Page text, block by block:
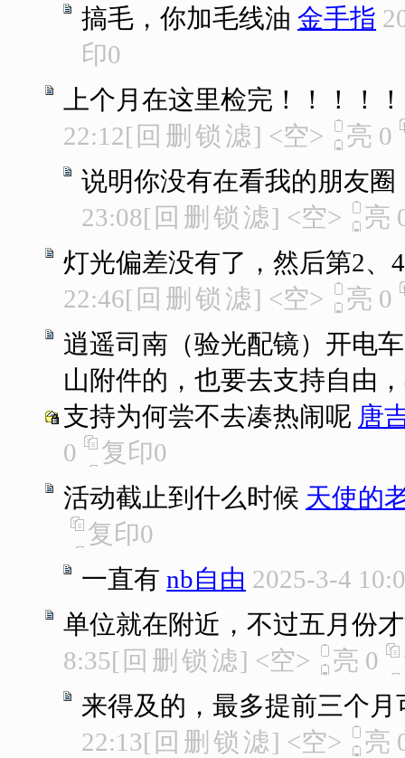
搞毛，你加毛线油 金手指
印0
上个月在这里检完！！！！
22:12[ 回 删 锁 滤] <空> 亮 0
说明你没有在看我的朋友
23:08[ 回 删 锁 滤] <空> 亮
灯光偏差没有了，然后第2、
22:46[ 回 删 锁 滤] <空> 亮 0
逍遥司南（验光配镜）开电
山附件的，也要去支持自由
支持为何尝不去凑热闹呢 唐
0
复印0
活动截止到什么时候 天使的
复印0
一直有 nb自由 2025-3-4
单位就在附近，不过五月份
8:35[ 回 删 锁 滤] <空> 亮 0
来得及的，最多提前三个
22:13[ 回 删 锁 滤] <空> 亮